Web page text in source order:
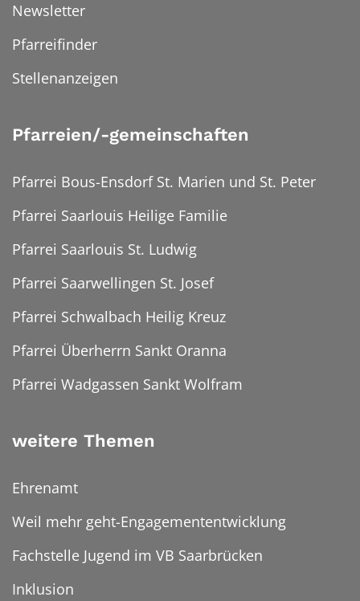
Newsletter
Pfarreifinder
Stellenanzeigen
Pfarreien/-gemeinschaften
Pfarrei Bous-Ensdorf St. Marien und St. Peter
Pfarrei Saarlouis Heilige Familie
Pfarrei Saarlouis St. Ludwig
Pfarrei Saarwellingen St. Josef
Pfarrei Schwalbach Heilig Kreuz
Pfarrei Überherrn Sankt Oranna
Pfarrei Wadgassen Sankt Wolfram
weitere Themen
Ehrenamt
Weil mehr geht-Engagemententwicklung
Fachstelle Jugend im VB Saarbrücken
Inklusion